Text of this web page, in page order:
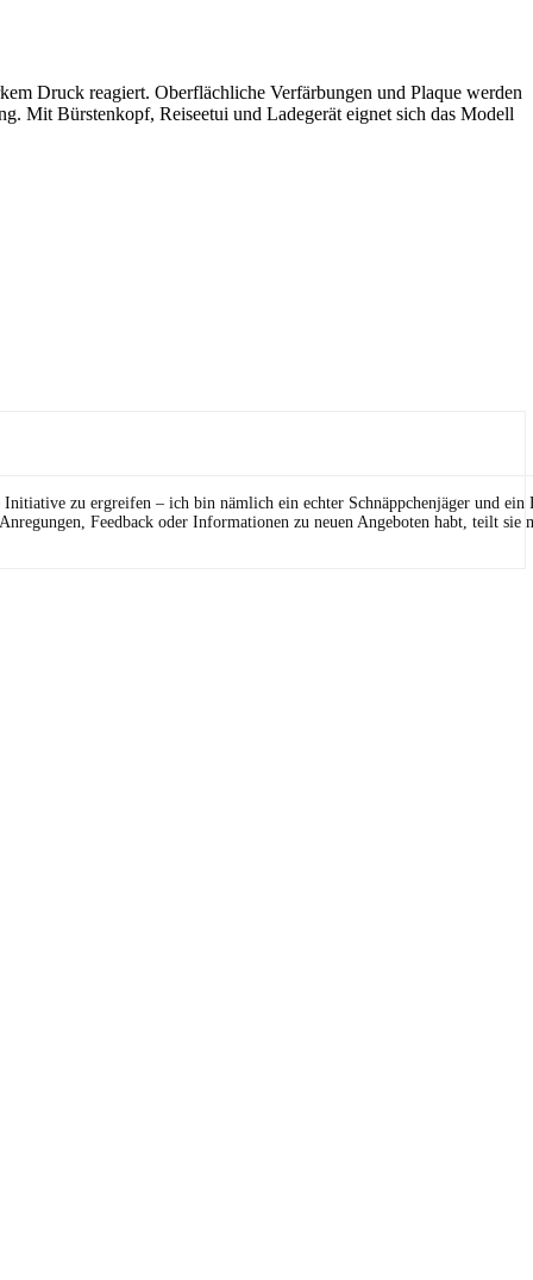
Druck reagiert. Oberflächliche Verfärbungen und Plaque werden
Mit Bürstenkopf, Reiseetui und Ladegerät eignet sich das Modell
zu ergreifen – ich bin nämlich ein echter Schnäppchenjäger und ein
Feedback oder Informationen zu neuen Angeboten habt, teilt